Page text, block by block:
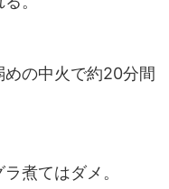
めの中火で約20分間
煮てはダメ。